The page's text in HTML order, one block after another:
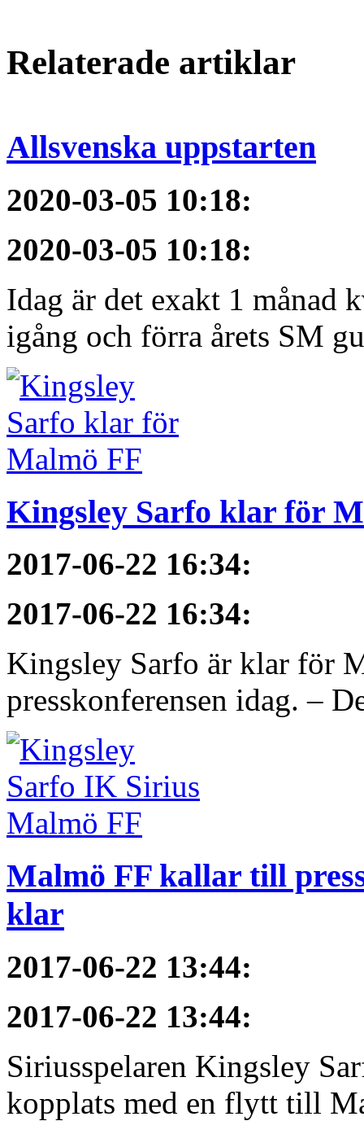
Relaterade artiklar
Allsvenska uppstarten
2020-03-05 10:18:
2020-03-05 10:18:
Idag är det exakt 1 månad
igång och förra årets SM
Kingsley Sarfo klar för
2017-06-22 16:34:
2017-06-22 16:34:
Kingsley Sarfo är klar för
presskonferensen idag. –
Malmö FF kallar till
klar
2017-06-22 13:44:
2017-06-22 13:44:
Siriusspelaren Kingsley
kopplats med en flytt till